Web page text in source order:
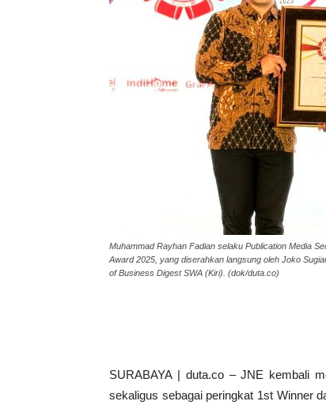
Muhammad Rayhan Fadian selaku Publication Media
Award 2025, yang diserahkan langsung oleh Joko
of Business Digest SWA (Kiri). (dok/duta.co)
SURABAYA | duta.co – JNE kembali
sekaligus sebagai peringkat 1st Winner